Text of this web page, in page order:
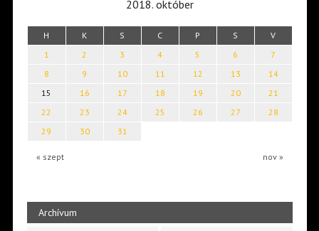
2018. október
H K S C P S V
« szept nov »
1 2 3 4 5 6
7
8
9 10 11 12 13
14
15
16 17 18 19 20
21
22
23 24 25 26 27
28
29
30 31
Archívum